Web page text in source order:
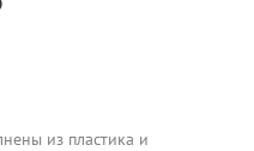
из пластика и